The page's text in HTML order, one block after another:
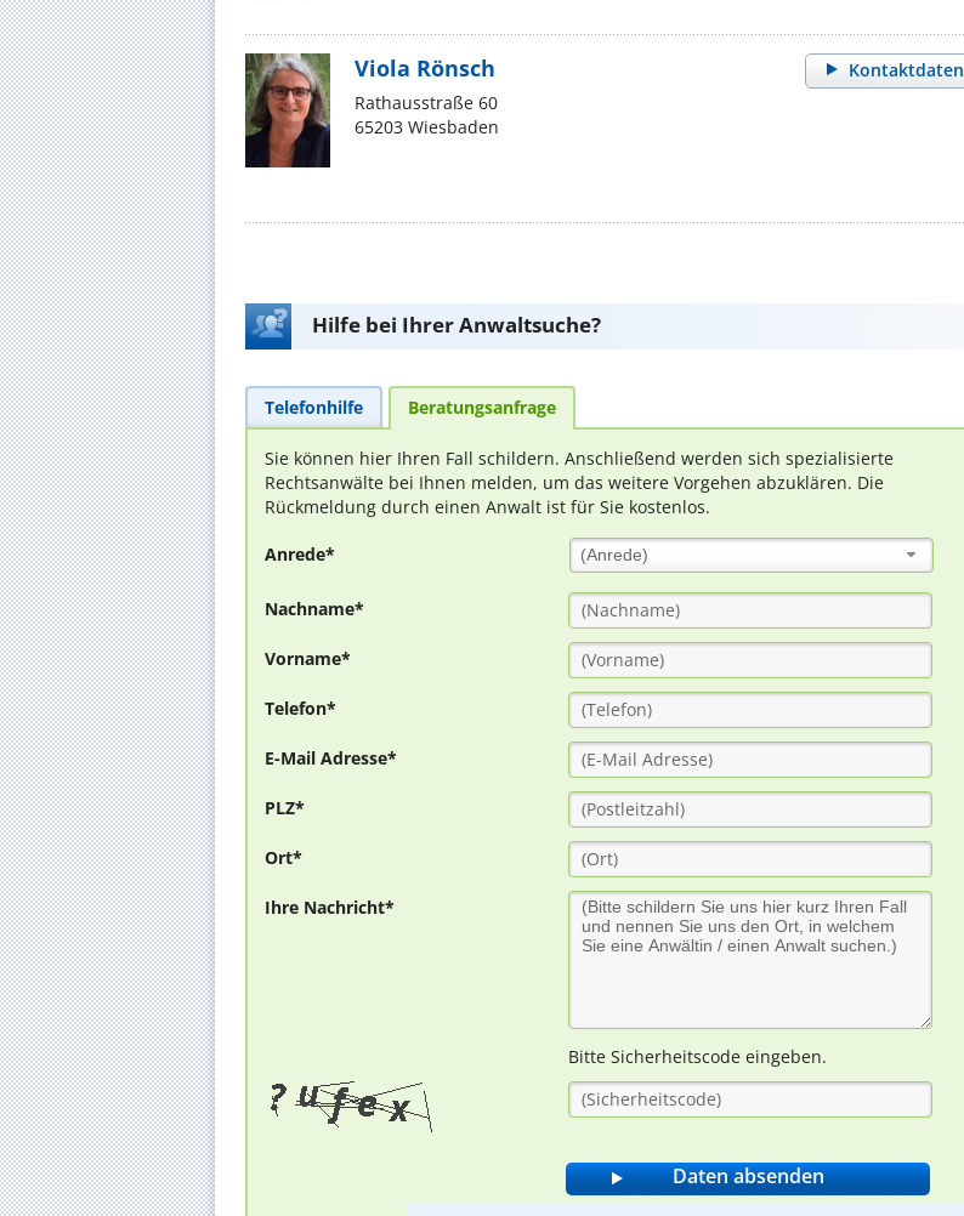
Kontaktdaten
Viola Rönsch
Rathausstraße 60
65203 Wiesbaden
Hilfe bei Ihrer Anwaltsuche?
Telefonhilfe Beratungsanfrage
Sie können hier Ihren Fall schildern. Anschließend werden sich spezialisierte
Rechtsanwälte bei Ihnen melden, um das weitere Vorgehen abzuklären. Die
Rückmeldung durch einen Anwalt ist für Sie kostenlos.
Anrede* (Anrede)
Nachname*
Vorname*
Telefon*
E-Mail Adresse*
PLZ*
Ort*
Ihre Nachricht*
Bitte Sicherheitscode eingeben.